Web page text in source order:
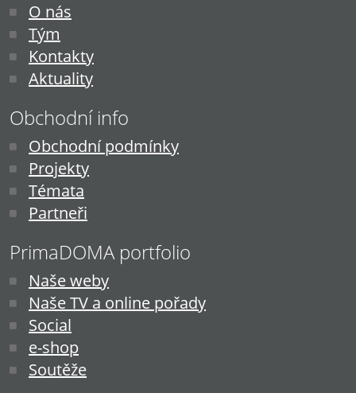
O nás
Tým
Kontakty
Aktuality
Obchodní info
Obchodní podmínky
Projekty
Témata
Partneři
PrimaDOMA portfolio
Naše weby
Naše TV a online pořady
Social
e-shop
Soutěže